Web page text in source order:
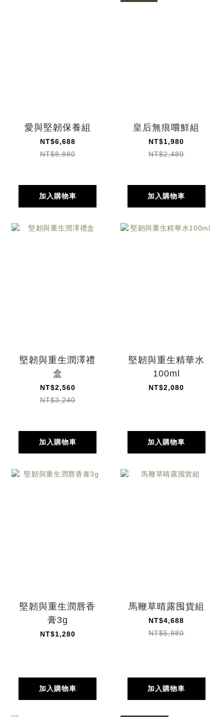
愛與堅韌保養組
NT$6,688
NT$8,880
加入購物車
皇后無痕嚐鮮組
NT$1,980
NT$2,480
加入購物車
堅韌與重生潤澤禮
盒
NT$2,560
NT$3,240
加入購物車
堅韌與重生精華水
100ml
NT$2,080
加入購物車
堅韌與重生潤唇香
膏3g
NT$1,280
加入購物車
馬鞭草晴露囤貨組
NT$4,688
NT$5,980
加入購物車